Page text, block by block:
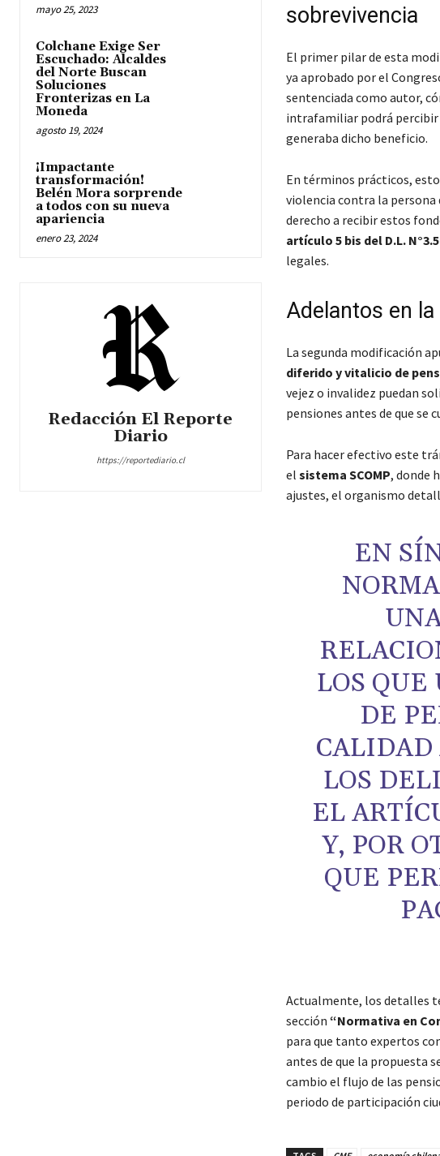
mayo 25, 2023
Colchane Exige Ser
Escuchado: Alcaldes
del Norte Buscan
Soluciones
Fronterizas en La
Moneda
agosto 19, 2024
¡Impactante
transformación!
Belén Mora sorprende
a todos con su nueva
apariencia
enero 23, 2024
Redacción El Reporte
Diario
https://reportediario.cl
sobrevivencia
El primer pilar de esta
ya aprobado por el
sentenciada como autor,
intrafamiliar podrá percibir
generaba dicho beneficio.
En términos prácticos,
violencia contra la persona
derecho a recibir estos
artículo 5 bis del D.L.
legales.
Adelantos en
La segunda modificación
diferido y vitalicio de
vejez o invalidez puedan
pensiones antes de que
Para hacer efectivo este
el sistema SCOMP, donde
ajustes, el organismo
EN
LOS
DE
CALIDAD
LOS
EL
Y, POR
QUE
Actualmente, los detalles
sección “Normativa en
para que tanto expertos
antes de que la propuesta
cambio el flujo de las
periodo de participación